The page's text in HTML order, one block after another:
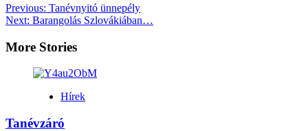
Post
navigation
Previous: Tanévnyitó ünnepély
Next: Barangolás Szlovákiában…
More Stories
Hírek
Tanévzáró